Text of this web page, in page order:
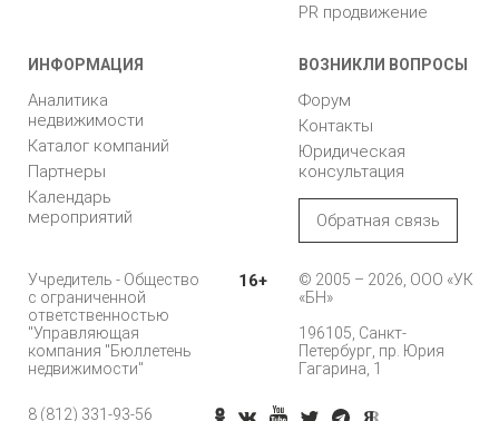
PR продвижение
ИНФОРМАЦИЯ
Аналитика
недвижимости
Каталог компаний
Партнеры
Календарь
мероприятий
ВОЗНИКЛИ ВОПРОСЫ
Форум
Контакты
Юридическая
консультация
Обратная связь
Учредитель - Общество
с ограниченной
ответственностью
"Управляющая
компания "Бюллетень
недвижимости"
16+
© 2005 – 2026, ООО «УК
«БН»
196105, Санкт-
Петербург, пр. Юрия
Гагарина, 1
8 (812) 331-93-56